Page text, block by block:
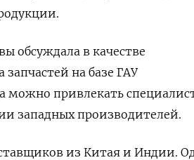
обсуждала в качестве
на базе ГАУ
можно привлекать
западных производителей.
из Китая и Индии.